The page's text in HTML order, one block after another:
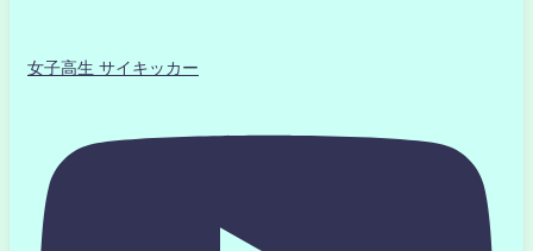
女子高生 サイキッカー